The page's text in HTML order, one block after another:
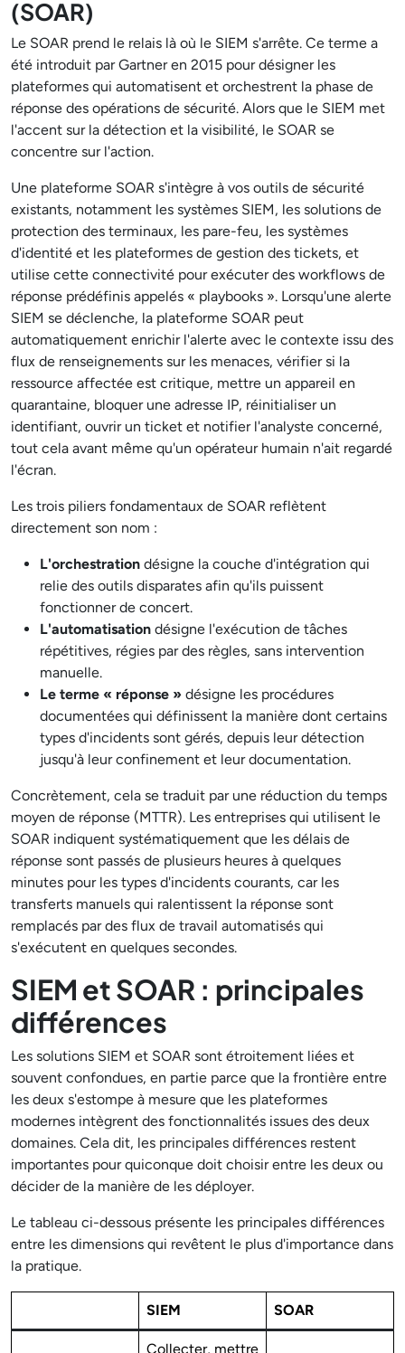
(SOAR)
Le SOAR prend le relais là où le SIEM s'arrête. Ce terme a
été introduit par Gartner en 2015 pour désigner les
plateformes qui automatisent et orchestrent la phase de
réponse des opérations de sécurité. Alors que le SIEM met
l'accent sur la détection et la visibilité, le SOAR se
concentre sur l'action.
Une plateforme SOAR s'intègre à vos outils de sécurité
existants, notamment les systèmes SIEM, les solutions de
protection des terminaux, les pare-feu, les systèmes
d'identité et les plateformes de gestion des tickets, et
utilise cette connectivité pour exécuter des workflows de
réponse prédéfinis appelés « playbooks ». Lorsqu'une alerte
SIEM se déclenche, la plateforme SOAR peut
automatiquement enrichir l'alerte avec le contexte issu des
flux de renseignements sur les menaces, vérifier si la
ressource affectée est critique, mettre un appareil en
quarantaine, bloquer une adresse IP, réinitialiser un
identifiant, ouvrir un ticket et notifier l'analyste concerné,
tout cela avant même qu'un opérateur humain n'ait regardé
l'écran.
Les trois piliers fondamentaux de SOAR reflètent
directement son nom :
L'orchestration désigne la couche d'intégration qui
relie des outils disparates afin qu'ils puissent
fonctionner de concert.
L'automatisation désigne l'exécution de tâches
répétitives, régies par des règles, sans intervention
manuelle.
Le terme « réponse » désigne les procédures
documentées qui définissent la manière dont certains
types d'incidents sont gérés, depuis leur détection
jusqu'à leur confinement et leur documentation.
Concrètement, cela se traduit par une réduction du temps
moyen de réponse (MTTR). Les entreprises qui utilisent le
SOAR indiquent systématiquement que les délais de
réponse sont passés de plusieurs heures à quelques
minutes pour les types d'incidents courants, car les
transferts manuels qui ralentissent la réponse sont
remplacés par des flux de travail automatisés qui
s'exécutent en quelques secondes.
SIEM et SOAR : principales
différences
Les solutions SIEM et SOAR sont étroitement liées et
souvent confondues, en partie parce que la frontière entre
les deux s'estompe à mesure que les plateformes
modernes intègrent des fonctionnalités issues des deux
domaines. Cela dit, les principales différences restent
importantes pour quiconque doit choisir entre les deux ou
décider de la manière de les déployer.
Le tableau ci-dessous présente les principales différences
entre les dimensions qui revêtent le plus d'importance dans
la pratique.
SIEM SOAR
Collecter, mettre